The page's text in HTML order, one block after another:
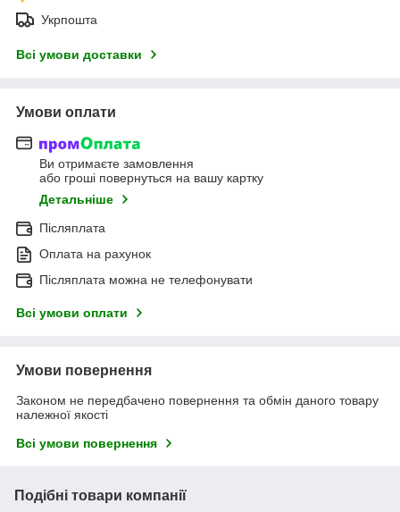
Укрпошта
Всі умови доставки
Умови оплати
Ви отримаєте замовлення
або гроші повернуться на вашу картку
Детальніше
Післяплата
Оплата на рахунок
Післяплата можна не телефонувати
Всі умови оплати
Умови повернення
Законом не передбачено повернення та обмін даного товару
належної якості
Всі умови повернення
Подібні товари компанії